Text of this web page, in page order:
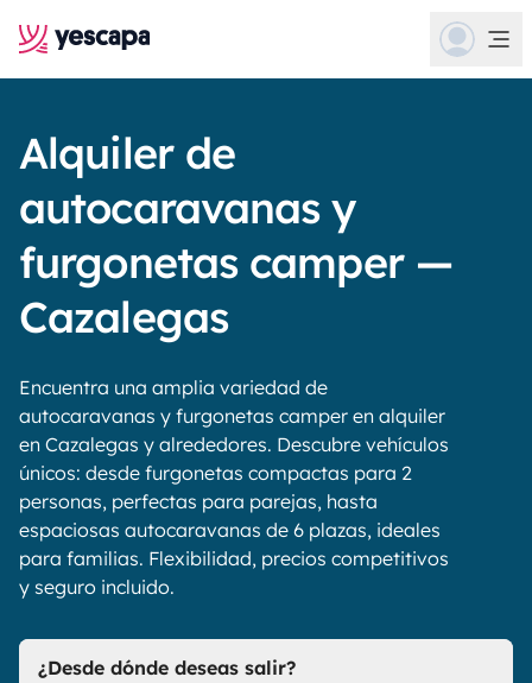
Alquiler de
autocaravanas y
furgonetas camper —
Cazalegas
Encuentra una amplia variedad de
autocaravanas y furgonetas camper en alquiler
en Cazalegas y alrededores. Descubre vehículos
únicos: desde furgonetas compactas para 2
personas, perfectas para parejas, hasta
espaciosas autocaravanas de 6 plazas, ideales
para familias. Flexibilidad, precios competitivos
y seguro incluido.
¿Desde dónde deseas salir?